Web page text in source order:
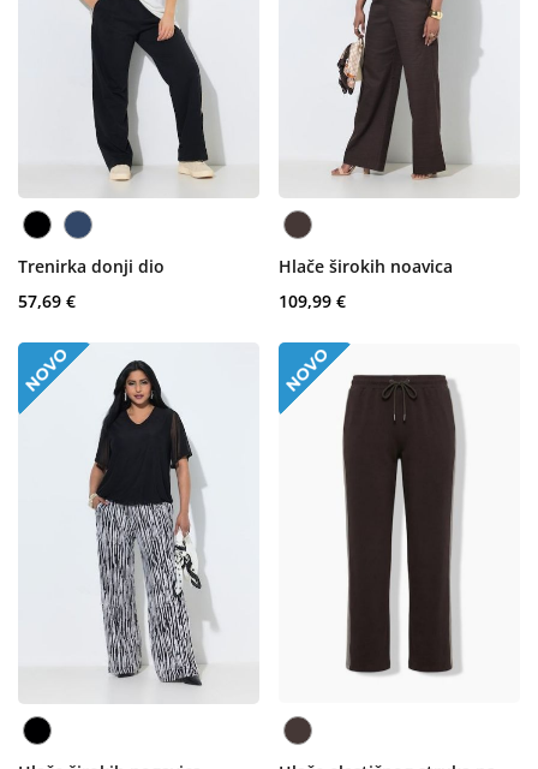
Trenirka donji dio
57,69 €
Hlače širokih noavica
109,99 €